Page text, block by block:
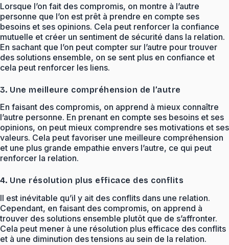
Lorsque l’on fait des compromis, on montre à l’autre
personne que l’on est prêt à prendre en compte ses
besoins et ses opinions. Cela peut renforcer la confiance
mutuelle et créer un sentiment de sécurité dans la relation.
En sachant que l’on peut compter sur l’autre pour trouver
des solutions ensemble, on se sent plus en confiance et
cela peut renforcer les liens.
3. Une meilleure compréhension de l’autre
En faisant des compromis, on apprend à mieux connaître
l’autre personne. En prenant en compte ses besoins et ses
opinions, on peut mieux comprendre ses motivations et ses
valeurs. Cela peut favoriser une meilleure compréhension
et une plus grande empathie envers l’autre, ce qui peut
renforcer la relation.
4. Une résolution plus efficace des conflits
Il est inévitable qu’il y ait des conflits dans une relation.
Cependant, en faisant des compromis, on apprend à
trouver des solutions ensemble plutôt que de s’affronter.
Cela peut mener à une résolution plus efficace des conflits
et à une diminution des tensions au sein de la relation.